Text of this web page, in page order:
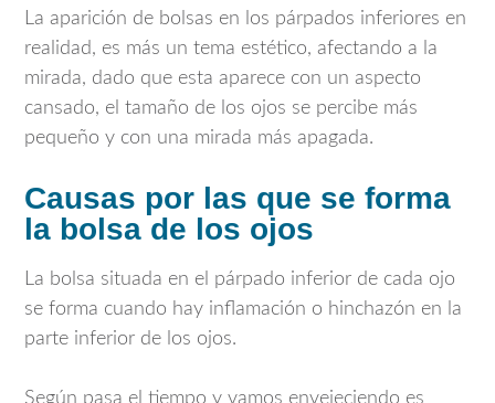
La aparición de bolsas en los párpados inferiores en
realidad, es más un tema estético, afectando a la
mirada, dado que esta aparece con un aspecto
cansado, el tamaño de los ojos se percibe más
pequeño y con una mirada más apagada.
Causas por las que se forma
la bolsa de los ojos
La bolsa situada en el párpado inferior de cada ojo
se forma cuando hay inflamación o hinchazón en la
parte inferior de los ojos.
Según pasa el tiempo y vamos envejeciendo es